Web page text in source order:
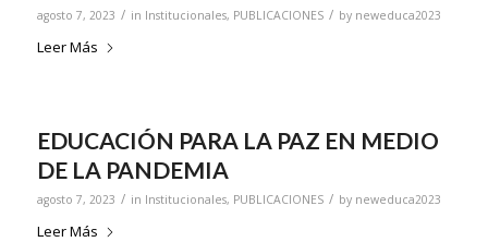
agosto 7, 2023 / in Institucionales, PUBLICACIONES / by neweduca2023
Leer Más
EDUCACIÓN PARA LA PAZ EN MEDIO
DE LA PANDEMIA
agosto 7, 2023 / in Institucionales, PUBLICACIONES / by neweduca2023
Leer Más